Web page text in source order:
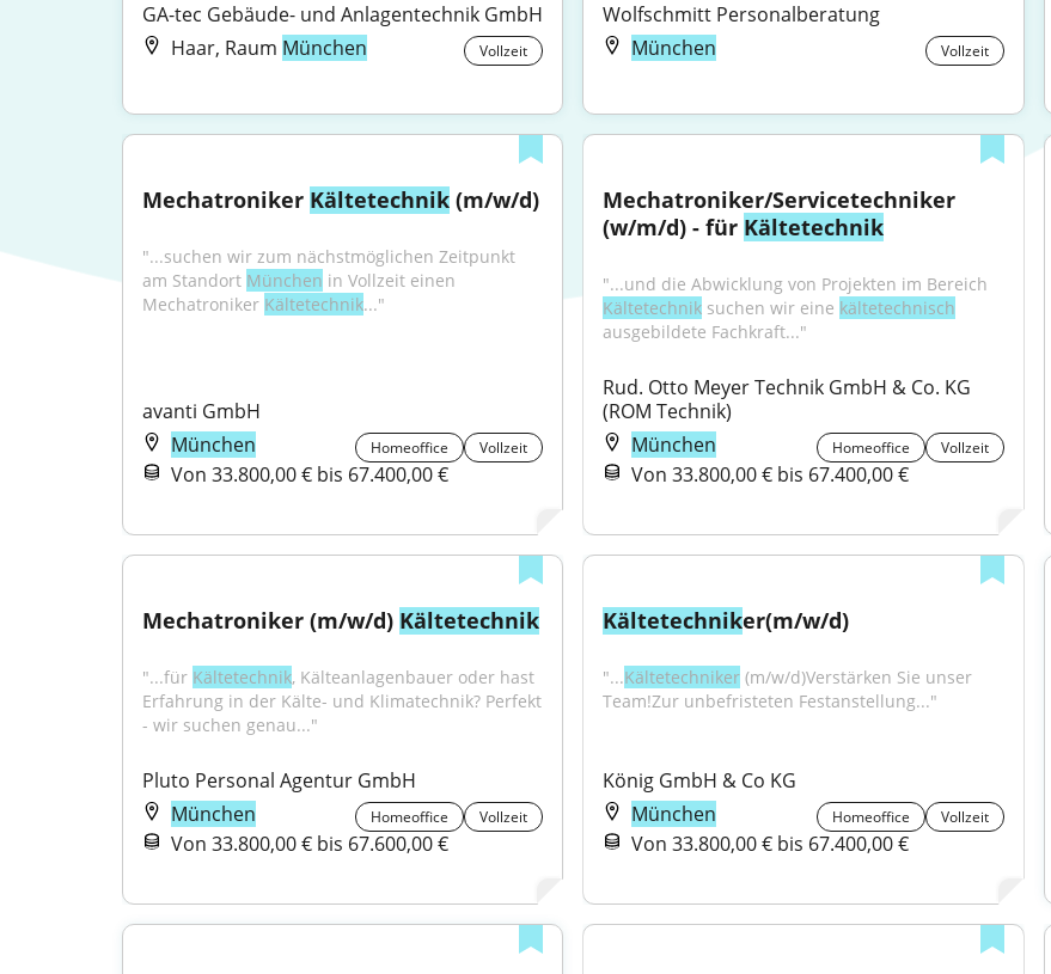
GA-tec Gebäude- und Anlagentechnik GmbH
Haar, Raum München Vollzeit
Wolfschmitt Personalberatung
München
Vollzeit
Mechatroniker Kältetechnik (m/w/d)
"...suchen wir zum nächstmöglichen Zeitpunkt
am Standort München in Vollzeit einen
Mechatroniker Kältetechnik..."
avanti GmbH
München
Homeoffice Vollzeit
Von 33.800,00 € bis 67.400,00 €
Mechatroniker/Servicetechniker
(w/m/d) - für Kältetechnik
Kältetechnik suchen wir eine kältetechnisch
ausgebildete Fachkraft..."
Rud. Otto Meyer Technik GmbH & Co. KG
(ROM Technik)
München
Homeoffice Vollzeit
Von 33.800,00 € bis 67.400,00 €
Mechatroniker (m/w/d) Kältetechnik
"...für Kältetechnik, Kälteanlagenbauer oder hast
Erfahrung in der Kälte- und Klimatechnik? Perfekt
- wir suchen genau..."
Pluto Personal Agentur GmbH
München
Homeoffice Vollzeit
Von 33.800,00 € bis 67.600,00 €
Kältetechniker(m/w/d)
"...Kältetechniker (m/w/d)Verstärken Sie unser
Team!Zur unbefristeten Festanstellung..."
König GmbH & Co KG
München
Homeoffice Vollzeit
Von 33.800,00 € bis 67.400,00 €